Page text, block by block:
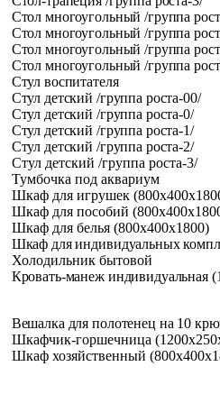
Стол многоугольный /группа
Стол многоугольный /группа
Стол многоугольный /группа
Стол многоугольный /группа
Стул воспитателя
Стул детский /группа роста-00/
Стул детский /группа роста-0/
Стул детский /группа роста-1/
Стул детский /группа роста-2/
Стул детский /группа роста-3/
Тумбочка под аквариум
Шкаф для игрушек
Шкаф для пособий
Шкаф для белья (800x400x1800)
Шкаф для индивидуальных
Холодильник бытовой
Кровать-манеж индивидуальная
Вешалка для полотенец на 10
Шкафчик-горшечница
Шкаф хозяйственный